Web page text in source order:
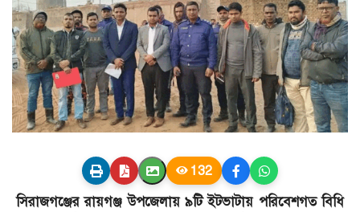
132
সিরাজগঞ্জের রায়গঞ্জ উপজেলায় ৯টি ইটভাটায় পরিবেশগত বিধি